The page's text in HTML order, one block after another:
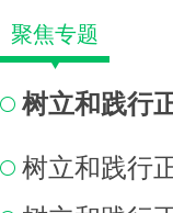
聚焦专题
树立和践行